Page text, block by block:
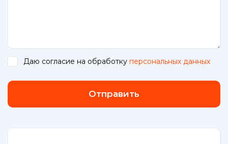
Даю согласие на обработку персональных данных
Отправить